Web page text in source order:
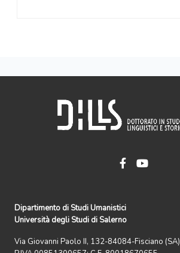
Dipartimento di Studi Umanistici
Università degli Studi di Salerno
Via Giovanni Paolo II, 132-84084-Fisciano (SA)